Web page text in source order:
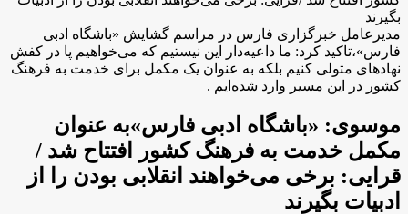
بگیرند
مدیرعامل خبرگزاری فارس در مراسم گشایش «باشگاه ادبی
فارس»،‌تاکید کرد: ما داعیه‌دار این نیستیم که می‌خواهیم پا در کفش
نهادهای متولی کنیم بلکه به عنوان یک مکمل برای خدمت به فرهنگ
کشور در این مسیر وارد شده‌ایم .
موسوی: «‌باشگاه ادبی فارس»به عنوان
مکمل خدمت به فرهنگ کشور افتتاح شد /
قرایی: برخی می‌خواهند انقلابی بودن را از
ادبیات بگیرند